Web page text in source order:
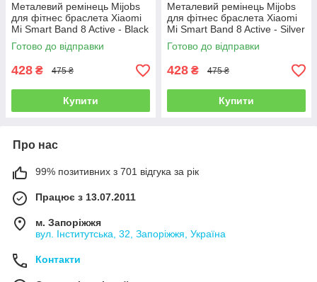
Металевий ремінець Mijobs
для фітнес браслета Xiaomi
Mi Smart Band 8 Active - Black
Готово до відправки
428 ₴ 475 ₴
Купити
Металевий ремінець Mijobs
для фітнес браслета Xiaomi
Mi Smart Band 8 Active - Silver
Готово до відправки
428 ₴ 475 ₴
Купити
Про нас
99% позитивних з 701 відгука за рік
Працює з 13.07.2011
м. Запоріжжя
вул. Інститутська, 32, Запоріжжя, Україна
Контакти